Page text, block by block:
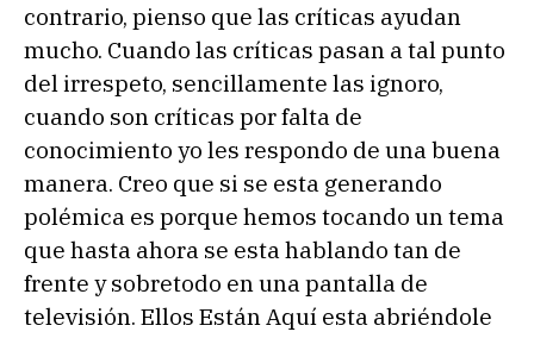
contrario, pienso que las críticas ayudan
mucho. Cuando las críticas pasan a tal punto
del irrespeto, sencillamente las ignoro,
cuando son críticas por falta de
conocimiento yo les respondo de una buena
manera. Creo que si se esta generando
polémica es porque hemos tocando un tema
que hasta ahora se esta hablando tan de
frente y sobretodo en una pantalla de
televisión. Ellos Están Aquí esta abriéndole